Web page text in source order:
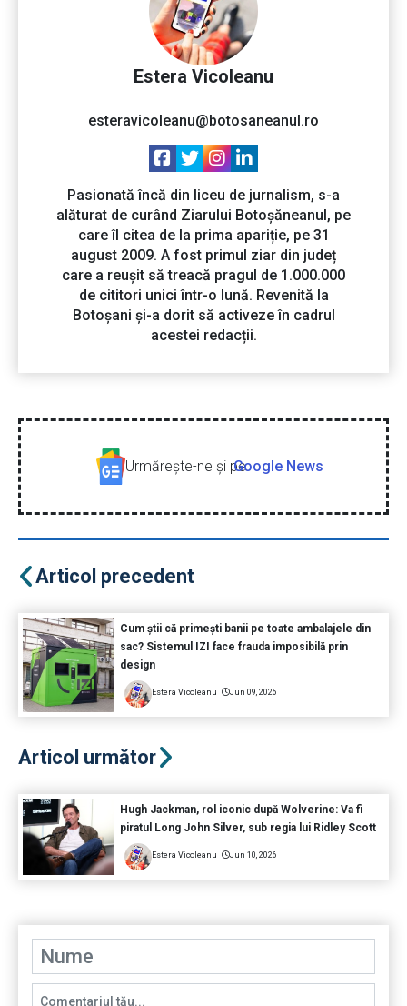
Estera Vicoleanu
esteravicoleanu@botosaneanul.ro
Pasionată încă din liceu de jurnalism, s-a
alăturat de curând Ziarului Botoșăneanul, pe
care îl citea de la prima apariție, pe 31
august 2009. A fost primul ziar din județ
care a reușit să treacă pragul de 1.000.000
de cititori unici într-o lună. Revenită la
Botoșani și-a dorit să activeze în cadrul
acestei redacții.
Urmăreşte-ne şi peGoogle News
Articol precedent
Cum știi că primești banii pe toate ambalajele din
sac? Sistemul IZI face frauda imposibilă prin
design
Estera Vicoleanu Jun 09, 2026
Articol următor
Hugh Jackman, rol iconic după Wolverine: Va fi
piratul Long John Silver, sub regia lui Ridley Scott
Estera Vicoleanu Jun 10, 2026